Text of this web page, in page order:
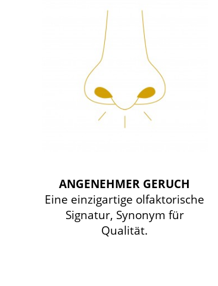
ANGENEHMER GERUCH
Eine einzigartige olfaktorische
Signatur, Synonym für
Qualität.